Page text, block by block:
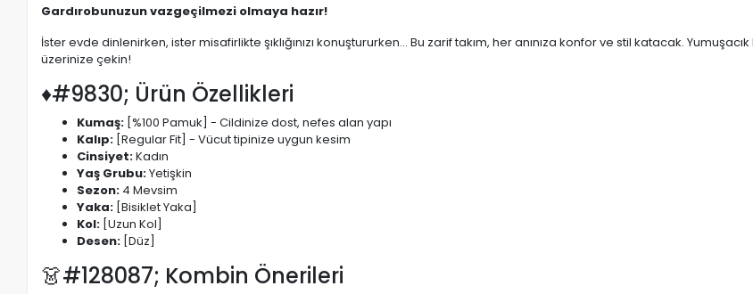
Gardırobunuzun vazgeçilmezi olmaya hazır!
İster evde dinlenirken, ister misafirlikte şıklığınızı konuştururken... Bu zarif takım, her anınıza konfor ve stil katacak.
üzerinize çekin!
♦#9830; Ürün Özellikleri
Kumaş: [%100 Pamuk] - Cildinize dost, nefes alan yapı
Kalıp: [Regular Fit] - Vücut tipinize uygun kesim
Cinsiyet:Kadın
Yaş Grubu:Yetişkin
Sezon: 4 Mevsim
Yaka: [Bisiklet Yaka]
Kol: [Uzun Kol]
Desen: [Düz]
👗#128087; Kombin Önerileri